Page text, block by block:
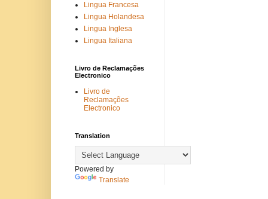
Lingua Francesa
Lingua Holandesa
Lingua Inglesa
Lingua Italiana
Livro de Reclamações
Electronico
Livro de
Reclamações
Electronico
Translation
Powered by
Translate